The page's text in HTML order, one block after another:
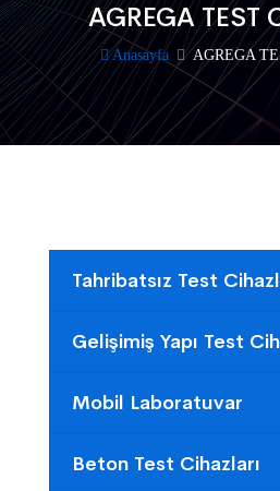
AGREGA TEST
Anasayfa AGREGA
Tahribatsız Test
Gelişimiş Yapı Test
Mobil Laboratuvar
Beton Test Cihazları